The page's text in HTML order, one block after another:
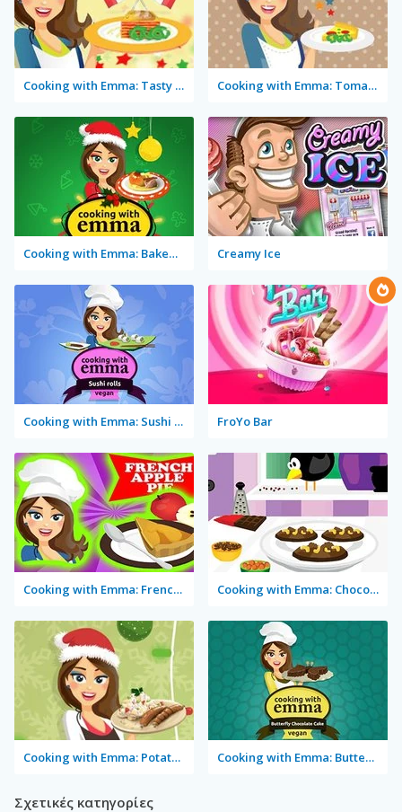
Cooking with Emma: Tasty Vegetable Lasagna Cooking with Emma: Tomato Quiche Vegan
Cooking with Emma: Baked Apples Vegan Creamy Ice
Cooking with Emma: Sushi Rolls Vegan FroYo Bar
Cooking with Emma: French Apple Pie Vegan Cooking with Emma: Chocolate Biscuits
Cooking with Emma: Potato Salad Vegan Cooking with Emma: Butterfly Chocolate Cake Vegan
Σχετικές κατηγορίες